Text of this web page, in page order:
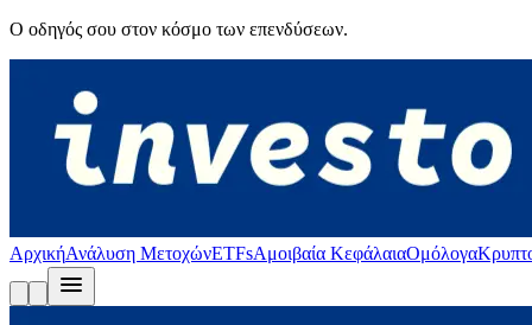
Ο οδηγός σου στον κόσμο των επενδύσεων.
ΑρχικήΑνάλυση ΜετοχώνETFsΑμοιβαία ΚεφάλαιαΟμόλογα